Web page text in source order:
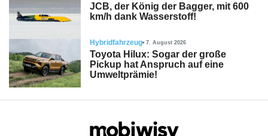
JCB, der König der Bagger, mit 600
km/h dank Wasserstoff!
Hybridfahrzeug 7. August 2026
Toyota Hilux: Sogar der große
Pickup hat Anspruch auf eine
Umweltprämie!